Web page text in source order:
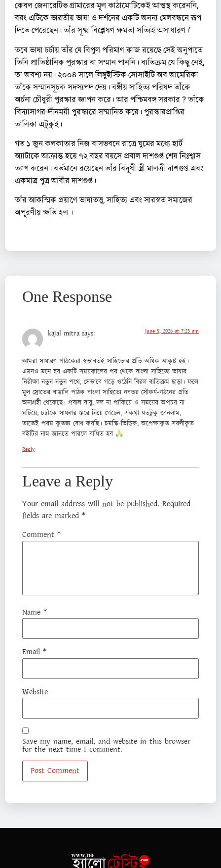
কেবল জেনারেটিভ গ্রামারের মূল কাঠামোটিকেই আত্মস্থ করেননি,
বরং এটিকে ভারতীয় ভাষা ও দর্শনের একটি অনন্য মেলবন্ধনে রূপ
দিতে পেরেছেন। তাঁর সূক্ষ্ম বিশ্লেষণ ক্ষমতা সত্যিই অসাধারণ।’
তবে ভাষা চর্চায় তাঁর যে বিপুল পরিমাণ কাজ রয়েছে সেই অনুপাতে
তিনি প্রাতিষ্ঠানিক পুরস্কার বা সম্মান পাননি। ব্যতিক্রম যে কিছু নেই,
তা অবশ্য নয়। ২০০৪ সালে লিঙ্গুইস্টিক সোসাইটি অব আমেরিকা
তাঁকে সম্মানসূচক সদস্যপদ দেয়। বঙ্গীয় সাহিত্য পরিষদ তাঁকে
অর্চনা চৌধুরী পুরস্কার জ্ঞাপন করে। আর পশ্চিমবঙ্গ সরকার ? তাঁকে
বিদ্যাসাগর-দীনময়ী পুরস্কারে সম্মানিত করে। পুরস্কারপ্রাপ্তির
তালিকা এটুকুই।
গত ১ জুন কলকাতার নিজ বাসভবনে রাত্রে ঘুমের মধ্যে হার্ট
অ্যাটাকে আক্রান্ত হয়ে ৭২ বছর বয়সে প্রবাল দাশগুপ্ত শেষ নিঃশ্বাস
ত্যাগ করেন। বর্তমানে রয়েছেন তাঁর বিদূষী স্ত্রী মালত্রী দাশগুপ্ত এবং
একমাত্র পুত্র আবীর দাশগুপ্ত।
তাঁর আকস্মিক প্রয়াণে ভাষাতত্ত্ব, সাহিত্য এবং সারস্বত সমাজের
অপূরণীয় ক্ষতি হল ।
One Response
kajal mitra says: June 5, 2026 at 7:25 am
আমরা সাধারণ পাঠকেরা স্বভাবতই সাহিত্যের প্রতি অধিক আকৃষ্ট হই।
এমনও মনে হয় একটি সময়কালের পর থেকে বাংলা সাহিত্যে ভাষার
নিরীক্ষা নতুন নতুন পথে, সেভাবে গড়ে ওঠেনি বিরল ব্যতিক্রম ছাড়া। ফলে
মূল স্রোতের বাঙালি পাঠক বাংলা সাহিত্যে নবতর সৌকর্য-গঠনের প্রতি
অনাগ্রহী থেকেছে। প্রবাল বাবু, দল না পাকিয়ে ও সময়ের অপচয় না
ঘটিয়ে, চর্চাকে সাধনার স্তরে নিয়ে গেছেন, একথা যতটুকু জানলাম,
তাতেই পরম কৃতজ্ঞ বোধ করছি। চমস্কি-ভিত্তিক, অপেক্ষাকৃত সরলীকৃত
বইটির নাম জানতে পারলে বাধিত হব
Reply
Leave a Reply
Your email address will not be published. Required
fields are marked *
Comment *
Name *
Email *
Website
Save my name, email, and website in this browser
for the next time I comment.